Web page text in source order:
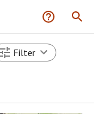
Filter